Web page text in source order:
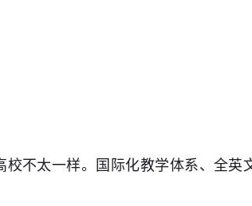
不太一样。国际化教学体系、全英